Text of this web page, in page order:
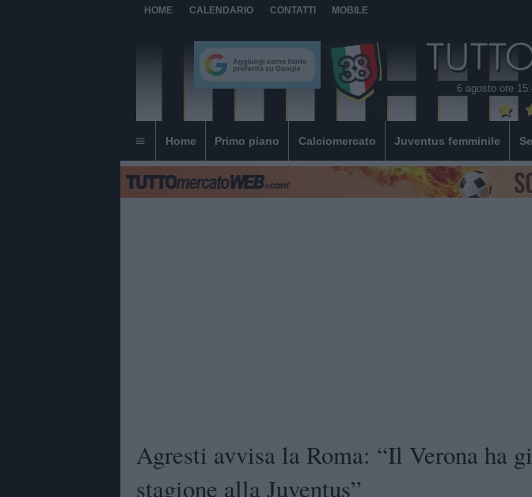
HOME CALENDARIO CONTATTI MOBILE
6 agosto ore
Home Primo piano Calciomercato Juventus femminile
Agresti avvisa la Roma: “Il Verona ha
stagione alla Juventus”